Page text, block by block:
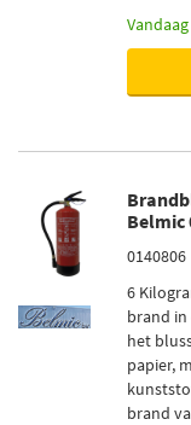
Belmic
0140806
6
brand in
het
papier,
brand